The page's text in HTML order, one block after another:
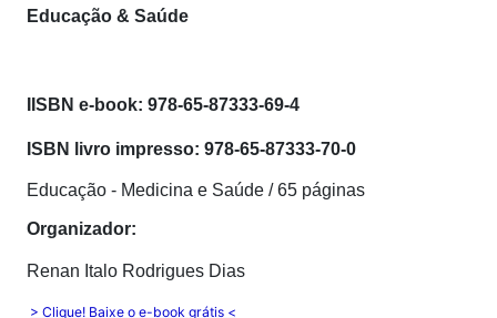
Educação & Saúde
ISBN e-book: 978-65-87333-69-4
ISBN livro impresso: 978-65-87333-70-0
Educação - Medicina e Saúde / 65 páginas
Organizador:
Renan Italo Rodrigues Dias
> Clique! Baixe o e-book grátis <